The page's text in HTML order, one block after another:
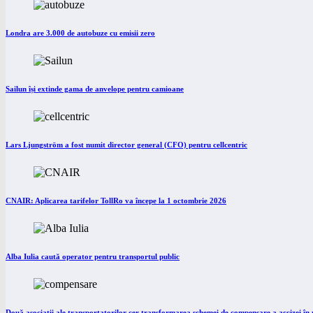
Londra are 3.000 de autobuze cu emisii zero
Sailun își extinde gama de anvelope pentru camioane
Lars Ljungström a fost numit director general (CFO) pentru cellcentric
CNAIR: Aplicarea tarifelor TollRo va începe la 1 octombrie 2026
Alba Iulia caută operator pentru transportul public